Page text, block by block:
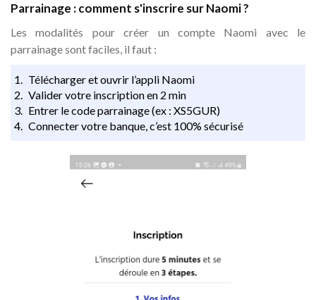
Parrainage : comment s'inscrire sur Naomi ?
Les modalités pour créer un compte Naomi avec le
parrainage sont faciles, il faut :
Télécharger et ouvrir l’appli Naomi
Valider votre inscription en 2 min
Entrer le code parrainage (ex : XS5GUR)
Connecter votre banque, c’est 100% sécurisé